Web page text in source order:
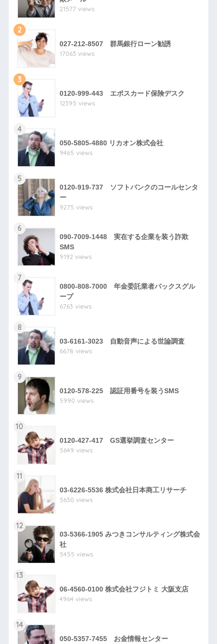
21577 views
2
027-212-8507 群馬銀行ローン勧誘
17063 views
3
0120-999-443 エポスカード保険デスク
12395 views
4
050-5805-4880 リカオン株式会社
9465 views
5
0120-919-737 ソフトバンクのコールセンタ
ー
9275 views
6
090-7009-1448 実在する企業を装う詐欺
SMS
9192 views
7
0800-808-7000 年金委託業者バックスグル
ープ
6763 views
8
03-6161-3023 自動音声による世論調査
6678 views
9
0120-578-225 認証用番号を装うSMS
5990 views
10
0120-427-417 GS選挙調査センター
5649 views
11
03-6226-5536 株式会社日本商工リサーチ
5630 views
12
03-5366-1905 みつきコンサルティング株式会
社
5455 views
13
06-4560-0100 株式会社フジトミ 大阪支店
4964 views
14
050-5357-7455 お金情報センター